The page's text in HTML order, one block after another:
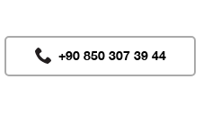
+90 850 307 39 44